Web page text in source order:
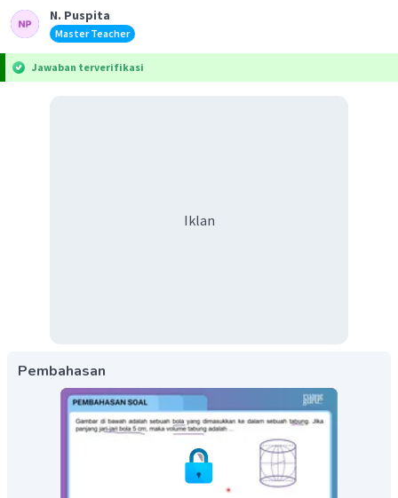
N. Puspita
Master Teacher
Jawaban terverifikasi
Iklan
Pembahasan